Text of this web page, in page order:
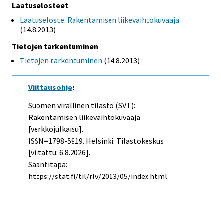
Laatuselosteet
Laatuseloste: Rakentamisen liikevaihtokuvaaja
(14.8.2013)
Tietojen tarkentuminen
Tietojen tarkentuminen (14.8.2013)
Viittausohje:
Suomen virallinen tilasto (SVT):
Rakentamisen liikevaihtokuvaaja
[verkkojulkaisu].
ISSN=1798-5919. Helsinki: Tilastokeskus
[viitattu: 6.8.2026].
Saantitapa:
https://stat.fi/til/rlv/2013/05/index.html